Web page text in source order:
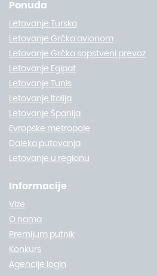
Ponuda
Letovanje Turska
Letovanje Grčka avionom
Letovanje Grčka sopstveni prevoz
Letovanje Egipat
Letovanje Tunis
Letovanje Italija
Letovanje Španija
Evropske metropole
Daleka putovanja
Letovanje u regionu
Informacije
Vize
O nama
Premijum putnik
Konkurs
Agencije login